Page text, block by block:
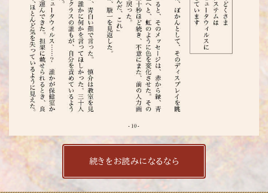
続きをお読みになるなら